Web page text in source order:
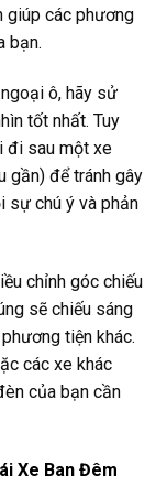
giúp các phương
bạn.
ô, hãy sử
tốt nhất. Tuy
đi sau một xe
gần) để tránh gây
sự chú ý và phản
chỉnh góc chiếu
sẽ chiếu sáng
tiện khác.
các xe khác
của bạn cần
Xe Ban Đêm